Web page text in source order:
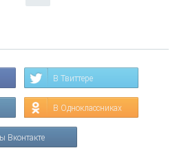
В Твиттере
В Одноклассниках
Вконтакте